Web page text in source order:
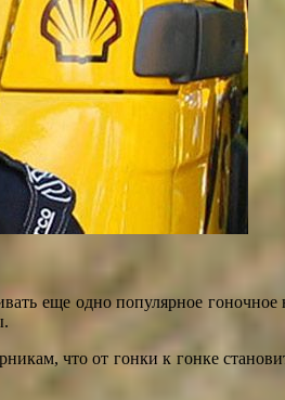
еще одно популярное
что от гонки к гонке